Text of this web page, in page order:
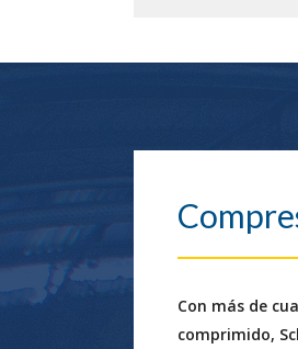
Con más de
comprimido,